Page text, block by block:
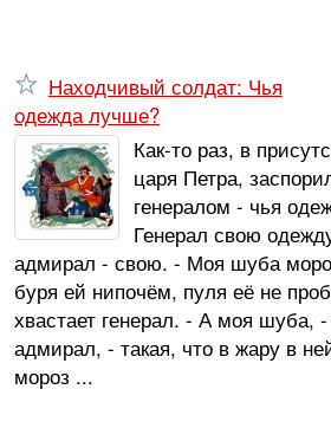
Находчивый солдат: Чья
одежда лучше?
Как-то раз, в
царя Петра,
генералом - чья
Генерал свою
адмирал - свою. - Моя шуба
буря ей нипочём, пуля её не
хвастает генерал. - А моя шуба, -
адмирал, - такая, что в жару в
мороз ...